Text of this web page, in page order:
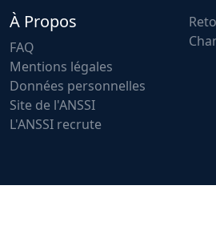
À Propos
FAQ
Mentions légales
Données personnelles
Site de l'ANSSI
L'ANSSI recrute